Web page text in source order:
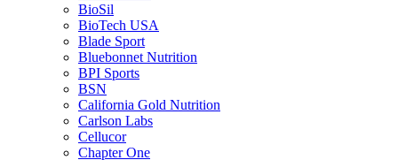
BioSil
BioTech USA
Blade Sport
Bluebonnet Nutrition
BPI Sports
BSN
California Gold Nutrition
Carlson Labs
Cellucor
Chapter One